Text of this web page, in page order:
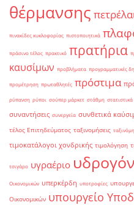
θέρμανσης
πινακίδες κυκλοφορίας πιστοποιητικά
πράσινο τέλος πρακτικό πρατήρια
καυσίμων προβλήματα προγραμματικές
προμέτρηση πρωταθλητές πρόστιμα
ρύπανση ρύποι σούπερ μάρκετ στάθμη στατιστικά
συναντήσεις συνεργεία συνθετικά
τέλος Επιτηδεύματος ταξινομήσεις
τιμοκατάλογοι χονδρικής τιμολόγηση
τσιγάρο υγραέριο
Οικονομικών υπερκέρδη υποτροφίες
Οικονομικών υπουργείο